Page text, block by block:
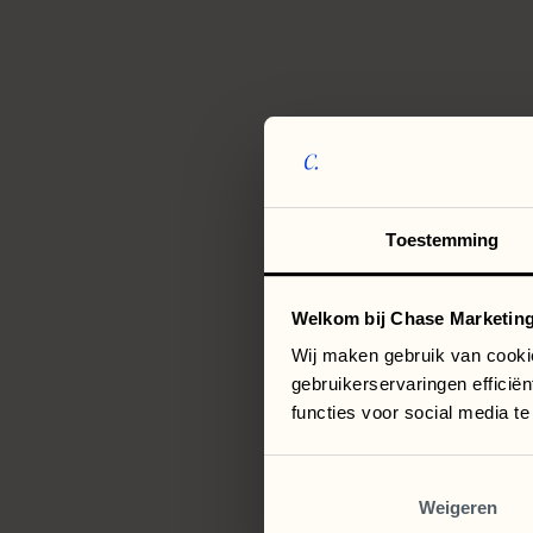
Toestemming
Welkom bij Chase
Wij maken gebruik van
gebruikerservaringen
functies voor social media
Weigeren